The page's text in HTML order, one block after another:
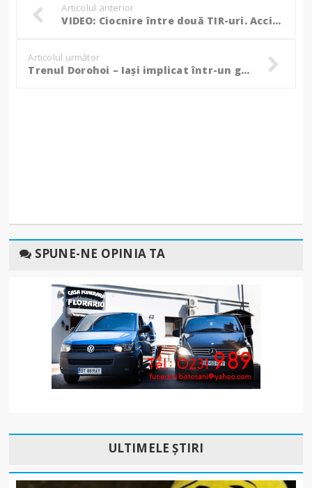
Articolul anterior
VIDEO: Ciocnire între două TIR-uri. Accidentul ar fi fost regizat prin stație
Articolul următor
Trenul Dorohoi – Iași implicat într-un grav accident feroviar (Video)
SPUNE-NE OPINIA TA
ULTIMELE ȘTIRI